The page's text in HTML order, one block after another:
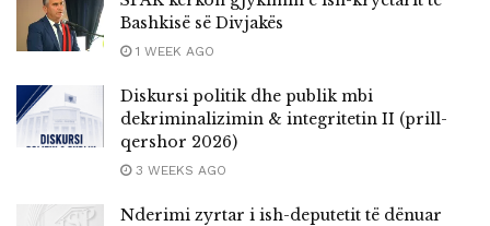
Bashkisë së Divjakës
1 WEEK AGO
Diskursi politik dhe publik mbi
dekriminalizimin & integritetin II (prill-
qershor 2026)
3 WEEKS AGO
Nderimi zyrtar i ish-deputetit të dënuar